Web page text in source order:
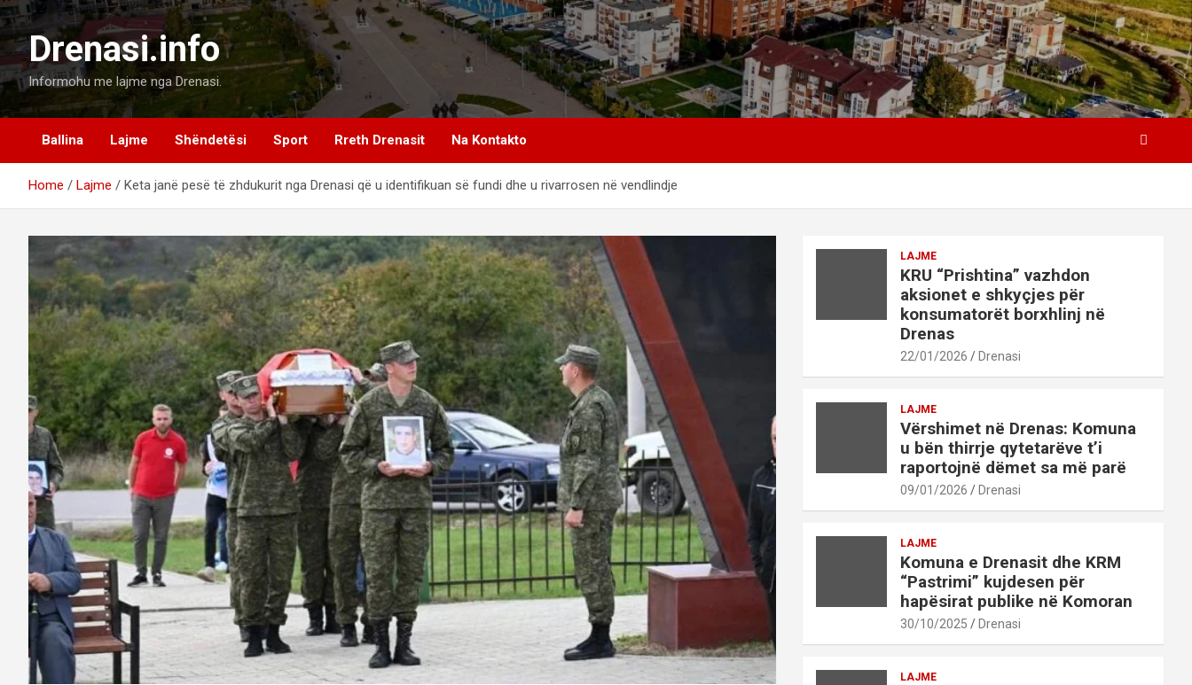
Skip
to
contentDrenasi.info
Informohu me lajme nga Drenasi.
Ballina Lajme Shëndetësi Sport Rreth Drenasit Na Kontakto
Home Lajme Keta janë pesë të zhdukurit nga Drenasi që u identifikuan së fundi dhe u rivarrosen në vendlindje
LAJME
KRU “Prishtina” vazhdon
aksionet e shkyçjes për
konsumatorët borxhlinj në
Drenas
22/01/2026 Drenasi
LAJME
Vërshimet në Drenas: Komuna
u bën thirrje qytetarëve t’i
raportojnë dëmet sa më parë
09/01/2026 Drenasi
LAJME
Komuna e Drenasit dhe KRM
“Pastrimi” kujdesen për
hapësirat publike në Komoran
30/10/2025 Drenasi
LAJME